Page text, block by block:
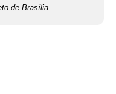
de Brasília.